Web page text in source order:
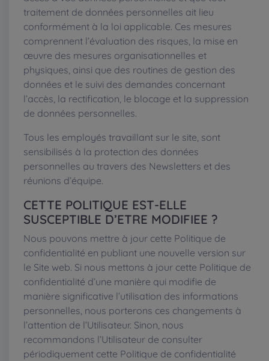
traitement de données personnelles ait lieu
conformément à la loi applicable. Ces mesures
comprennent l’évaluation des risques, la mise en
œuvre des mesures organisationnelles et
physiques, ainsi que des routines de gestion des
données et le suivi des demandes concernant
l’accès, la rectification, le blocage et la suppression
de données personnelles.
Tous les employés travaillant sur le site, sont
sensibilisés à la protection des données
personnelles au travers des Newsletters et des
réunions d’équipe.
CETTE POLITIQUE EST-ELLE
SUSCEPTIBLE D’ETRE MODIFIEE ?
Nous pouvons mettre à jour cette Politique de
confidentialité en publiant une nouvelle version sur
le Site web. Si nous mettons à jour cette Politique de
confidentialité d’une manière qui modifie de
manière significative l’utilisation des informations
personnelles, nous porterons ces changements à
l’attention de l’Utilisateur. Sinon, nous
recommandons l’Utilisateur de consulter
périodiquement cette Politique de confidentialité